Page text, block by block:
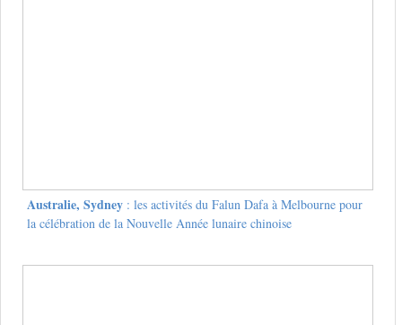
Australie, Sydney: les activités du Falun Dafa à Melbourne pour
la célébration de la Nouvelle Année lunaire chinoise